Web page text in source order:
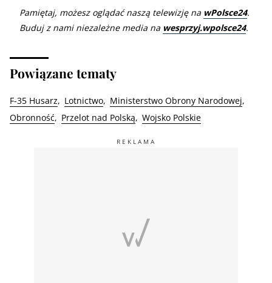
Pamiętaj, możesz oglądać naszą telewizję na wPolsce24.
Buduj z nami niezależne media na wesprzyj.wpolsce24.
Powiązane tematy
F-35 Husarz Lotnictwo
Ministerstwo Obrony Narodowej
Obronność
Przelot nad Polską Wojsko Polskie